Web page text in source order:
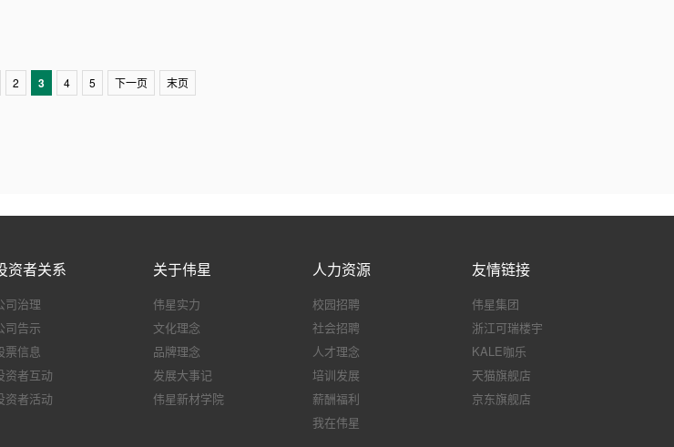
2 3 4 5 下一页 末页
资者关系
司治理
司告示
票信息
资者互动
资者活动
关于伟星
伟星实力
文化理念
品牌理念
发展大事记
伟星新材学院
人力资源
校园招聘
社会招聘
人才理念
培训发展
薪酬福利
我在伟星
友情链接
伟星集团
浙江可瑞楼宇
KALE咖乐
天猫旗舰店
京东旗舰店